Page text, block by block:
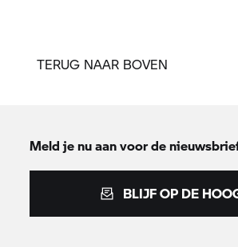
TERUG NAAR BOVEN
Meld je nu aan voor de
BLIJF OP DE